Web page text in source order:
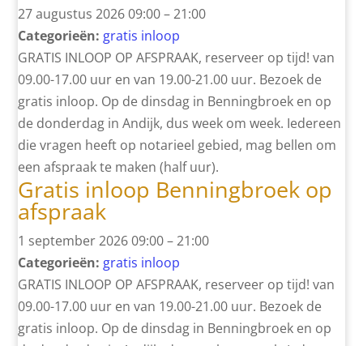
27 augustus 2026 09:00–21:00
Categorieën: gratis inloop
GRATIS INLOOP OP AFSPRAAK, reserveer op tijd! van
09.00-17.00 uur en van 19.00-21.00 uur. Bezoek de
gratis inloop. Op de dinsdag in Benningbroek en op
de donderdag in Andijk, dus week om week. Iedereen
die vragen heeft op notarieel gebied, mag bellen om
een afspraak te maken (half uur).
Gratis inloop Benningbroek op
afspraak
1 september 2026 09:00–21:00
Categorieën: gratis inloop
GRATIS INLOOP OP AFSPRAAK, reserveer op tijd! van
09.00-17.00 uur en van 19.00-21.00 uur. Bezoek de
gratis inloop. Op de dinsdag in Benningbroek en op